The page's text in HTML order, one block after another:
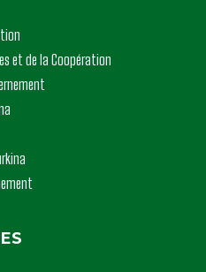
et de la Coopération